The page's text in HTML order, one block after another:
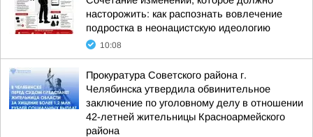
насторожить: как распознать вовлечение
подростка в неонацистскую идеологию
10:08
Прокуратура Советского района г.
Челябинска утвердила обвинительное
заключение по уголовному делу в отношении
42-летней жительницы Красноармейского
района